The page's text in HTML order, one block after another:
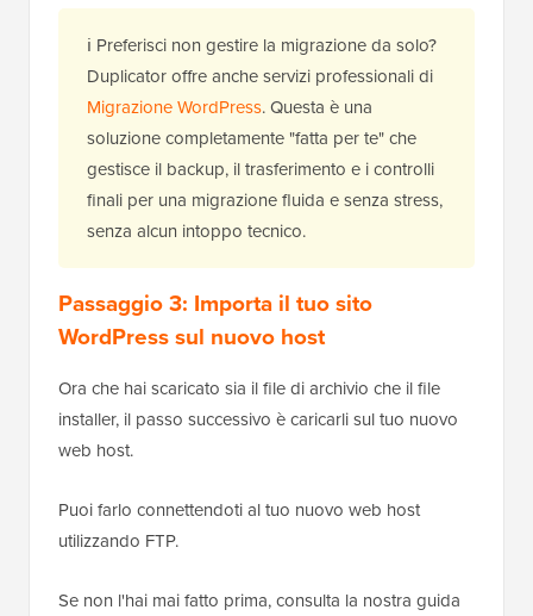
ℹ️ Preferisci non gestire la migrazione da solo?
Duplicator offre anche servizi professionali di
Migrazione WordPress. Questa è una
soluzione completamente "fatta per te" che
gestisce il backup, il trasferimento e i controlli
finali per una migrazione fluida e senza stress,
senza alcun intoppo tecnico.
Passaggio 3: Importa il tuo sito
WordPress sul nuovo host
Ora che hai scaricato sia il file di archivio che il file
installer, il passo successivo è caricarli sul tuo nuovo
web host.
Puoi farlo connettendoti al tuo nuovo web host
utilizzando FTP.
Se non l'hai mai fatto prima, consulta la nostra guida